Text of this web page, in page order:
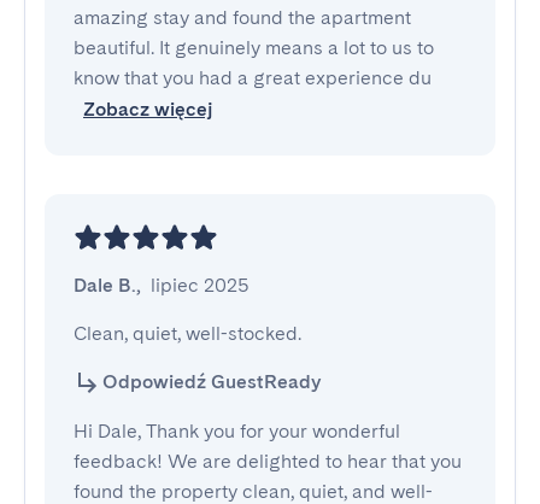
amazing stay and found the apartment
beautiful. It genuinely means a lot to us to
know that you had a great experience du
Zobacz więcej
Dale B., lipiec 2025
Clean, quiet, well-stocked.
Odpowiedź GuestReady
Hi Dale, Thank you for your wonderful
feedback! We are delighted to hear that you
found the property clean, quiet, and well-